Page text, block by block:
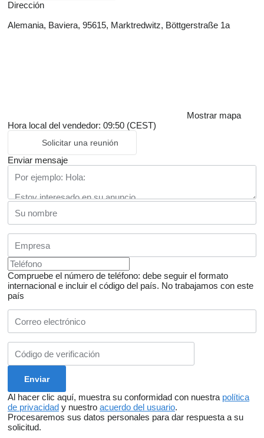
Dirección
Alemania, Baviera, 95615, Marktredwitz, Böttgerstraße 1a
Mostrar mapa
Hora local del vendedor: 09:50 (CEST)
Solicitar una reunión
Enviar mensaje
Compruebe el número de teléfono: debe seguir el formato
internacional e incluir el código del país. No trabajamos con este
país
Al hacer clic aquí, muestra su conformidad con nuestra política
de privacidad y nuestro acuerdo del usuario.
Procesaremos sus datos personales para dar respuesta a su
solicitud.